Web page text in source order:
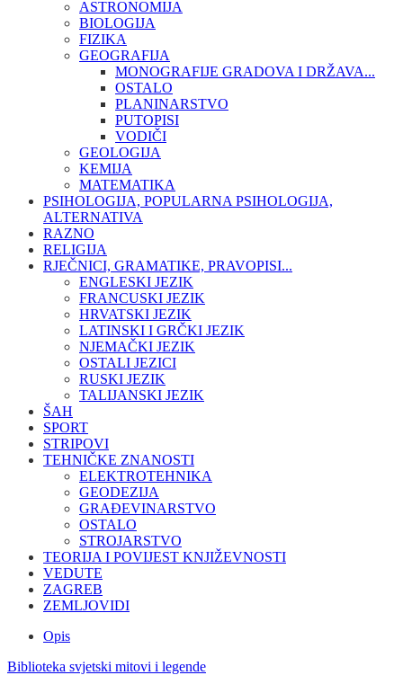
ASTRONOMIJA
BIOLOGIJA
FIZIKA
GEOGRAFIJA
MONOGRAFIJE GRADOVA I DRŽAVA...
OSTALO
PLANINARSTVO
PUTOPISI
VODIČI
GEOLOGIJA
KEMIJA
MATEMATIKA
PSIHOLOGIJA, POPULARNA PSIHOLOGIJA,
ALTERNATIVA
RAZNO
RELIGIJA
RJEČNICI, GRAMATIKE, PRAVOPISI...
ENGLESKI JEZIK
FRANCUSKI JEZIK
HRVATSKI JEZIK
LATINSKI I GRČKI JEZIK
NJEMAČKI JEZIK
OSTALI JEZICI
RUSKI JEZIK
TALIJANSKI JEZIK
ŠAH
SPORT
STRIPOVI
TEHNIČKE ZNANOSTI
ELEKTROTEHNIKA
GEODEZIJA
GRAĐEVINARSTVO
OSTALO
STROJARSTVO
TEORIJA I POVIJEST KNJIŽEVNOSTI
VEDUTE
ZAGREB
ZEMLJOVIDI
Opis
Biblioteka svjetski mitovi i legende